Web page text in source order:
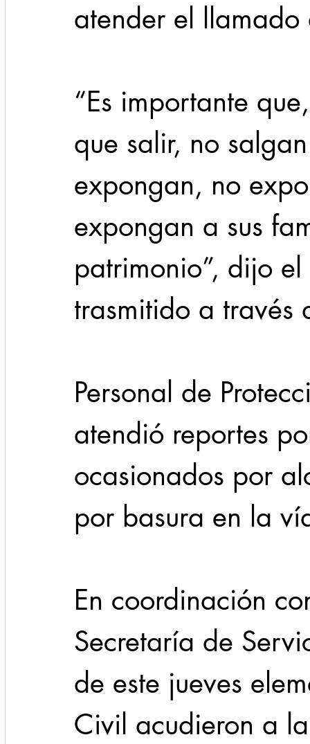
atender el
“Es importante
que salir, no
expongan, no
expongan a sus
patrimonio”, dijo
trasmitido a través
Personal de
atendió reportes
ocasionados por
por basura en la
En coordinación
Secretaría de
de este jueves
Civil acudieron a